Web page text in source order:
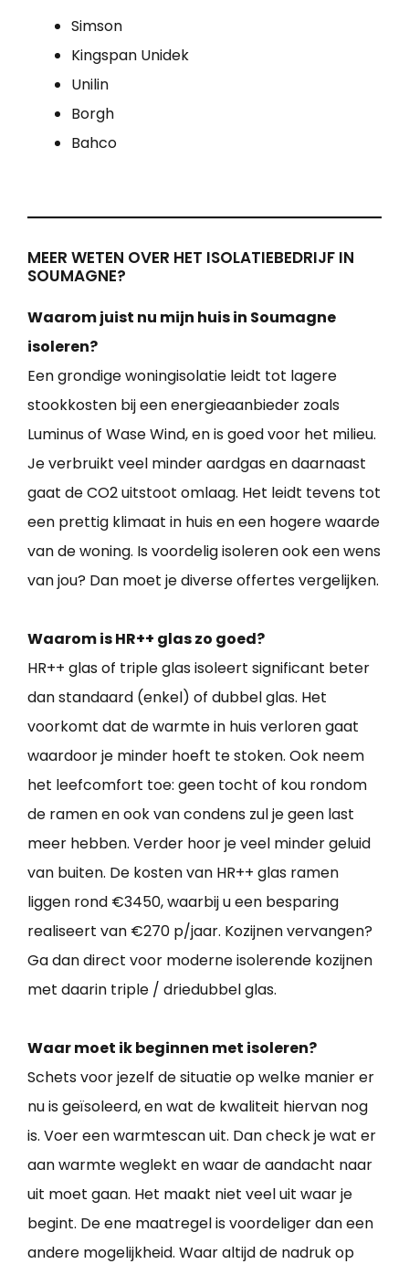
Simson
Kingspan Unidek
Unilin
Borgh
Bahco
MEER WETEN OVER HET ISOLATIEBEDRIJF IN
SOUMAGNE?
Waarom juist nu mijn huis in Soumagne
isoleren?
Een grondige woningisolatie leidt tot lagere
stookkosten bij een energieaanbieder zoals
Luminus of Wase Wind, en is goed voor het milieu.
Je verbruikt veel minder aardgas en daarnaast
gaat de CO2 uitstoot omlaag. Het leidt tevens tot
een prettig klimaat in huis en een hogere waarde
van de woning. Is voordelig isoleren ook een wens
van jou? Dan moet je diverse offertes vergelijken.
Waarom is HR++ glas zo goed?
HR++ glas of triple glas isoleert significant beter
dan standaard (enkel) of dubbel glas. Het
voorkomt dat de warmte in huis verloren gaat
waardoor je minder hoeft te stoken. Ook neem
het leefcomfort toe: geen tocht of kou rondom
de ramen en ook van condens zul je geen last
meer hebben. Verder hoor je veel minder geluid
van buiten. De kosten van HR++ glas ramen
liggen rond €3450, waarbij u een besparing
realiseert van €270 p/jaar. Kozijnen vervangen?
Ga dan direct voor moderne isolerende kozijnen
met daarin triple / driedubbel glas.
Waar moet ik beginnen met isoleren?
Schets voor jezelf de situatie op welke manier er
nu is geïsoleerd, en wat de kwaliteit hiervan nog
is. Voer een warmtescan uit. Dan check je wat er
aan warmte weglekt en waar de aandacht naar
uit moet gaan. Het maakt niet veel uit waar je
begint. De ene maatregel is voordeliger dan een
andere mogelijkheid. Waar altijd de nadruk op